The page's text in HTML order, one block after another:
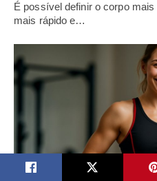
É possível definir o corpo
mais rápido e…